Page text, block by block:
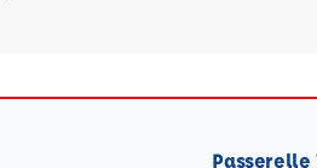
Passerelle